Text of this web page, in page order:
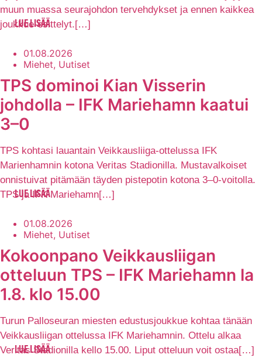
muun muassa seurajohdon tervehdykset ja ennen kaikkea
joukkue-esittelyt.[…]
LUE LISÄÄ
01.08.2026
Miehet, Uutiset
TPS dominoi Kian Visserin
johdolla – IFK Mariehamn kaatui
3–0
TPS kohtasi lauantain Veikkausliiga-ottelussa IFK
Marienhamnin kotona Veritas Stadionilla. Mustavalkoiset
onnistuivat pitämään täyden pistepotin kotona 3–0-voitolla.
TPS ja IFK Mariehamn[…]
LUE LISÄÄ
01.08.2026
Miehet, Uutiset
Kokoonpano Veikkausliigan
otteluun TPS – IFK Mariehamn la
1.8. klo 15.00
Turun Palloseuran miesten edustusjoukkue kohtaa tänään
Veikkausliigan ottelussa IFK Mariehamnin. Ottelu alkaa
Veritas Stadionilla kello 15.00. Liput otteluun voit ostaa[…]
LUE LISÄÄ